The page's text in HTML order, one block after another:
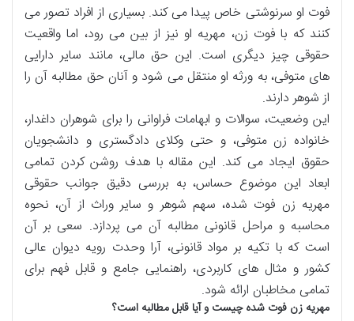
فوت او سرنوشتی خاص پیدا می کند. بسیاری از افراد تصور می
کنند که با فوت زن، مهریه او نیز از بین می رود، اما واقعیت
حقوقی چیز دیگری است. این حق مالی، مانند سایر دارایی
های متوفی، به ورثه او منتقل می شود و آنان حق مطالبه آن را
از شوهر دارند.
این وضعیت، سوالات و ابهامات فراوانی را برای شوهران داغدار،
خانواده زن متوفی، و حتی وکلای دادگستری و دانشجویان
حقوق ایجاد می کند. این مقاله با هدف روشن کردن تمامی
ابعاد این موضوع حساس، به بررسی دقیق جوانب حقوقی
مهریه زن فوت شده، سهم شوهر و سایر وراث از آن، نحوه
محاسبه و مراحل قانونی مطالبه آن می پردازد. سعی بر آن
است که با تکیه بر مواد قانونی، آرا وحدت رویه دیوان عالی
کشور و مثال های کاربردی، راهنمایی جامع و قابل فهم برای
تمامی مخاطبان ارائه شود.
مهریه زن فوت شده چیست و آیا قابل مطالبه است؟